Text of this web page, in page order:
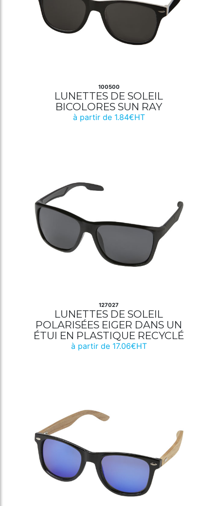
100500
LUNETTES DE SOLEIL
BICOLORES SUN RAY
à partir de 1.84€HT
127027
LUNETTES DE SOLEIL
POLARISÉES EIGER DANS UN
ÉTUI EN PLASTIQUE RECYCLÉ
à partir de 17.06€HT